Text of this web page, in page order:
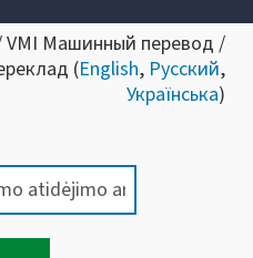
VMI Машинный перевод /
(English, Русский,
Українська)